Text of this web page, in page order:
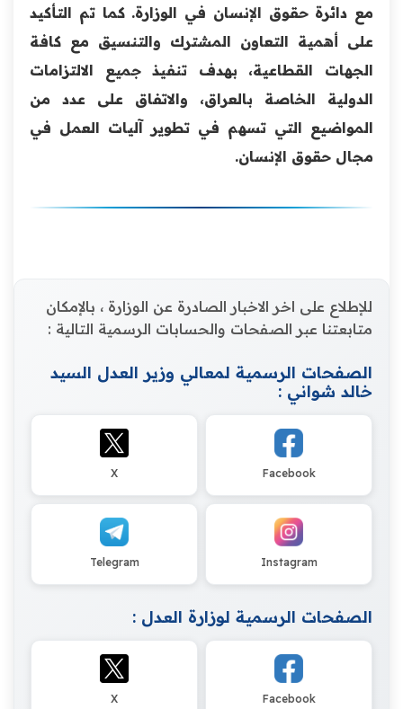
مع دائرة حقوق الإنسان في الوزارة. كما تم التأكيد
على أهمية التعاون المشترك والتنسيق مع كافة
الجهات القطاعية، بهدف تنفيذ جميع الالتزامات
الدولية الخاصة بالعراق، والاتفاق على عدد من
المواضيع التي تسهم في تطوير آليات العمل في
مجال حقوق الإنسان.
للإطلاع على اخر الاخبار الصادرة عن الوزارة ، بالإمكان
متابعتنا عبر الصفحات والحسابات الرسمية التالية :
الصفحات الرسمية لمعالي وزير العدل السيد
خالد شواني :
Facebook
X
Instagram
Telegram
الصفحات الرسمية لوزارة العدل :
Facebook
X